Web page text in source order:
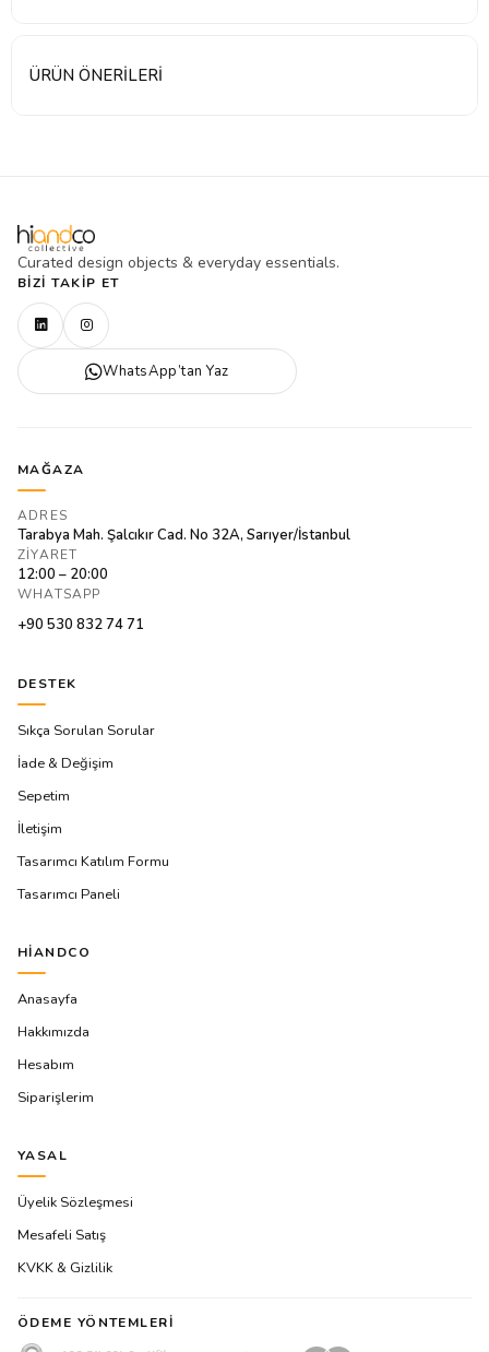
ÜRÜN ÖNERILERI
Curated design objects & everyday essentials.
BIZI TAKIP ET
WhatsApp’tan Yaz
MAĞAZA
ADRES
Tarabya Mah. Şalcıkır Cad. No 32A, Sarıyer/İstanbul
ZIYARET
12:00 – 20:00
WHATSAPP
+90 530 832 74 71
DESTEK
Sıkça Sorulan Sorular
İade & Değişim
Sepetim
İletişim
Tasarımcı Katılım Formu
Tasarımcı Paneli
HIANDCO
Anasayfa
Hakkımızda
Hesabım
Siparişlerim
YASAL
Üyelik Sözleşmesi
Mesafeli Satış
KVKK & Gizlilik
ÖDEME YÖNTEMLERI